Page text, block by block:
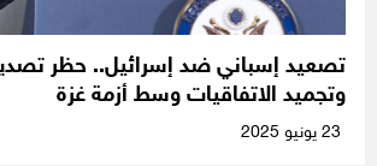
تصعيد إسباني ضد إسرائيل.. حظر
وتجميد الاتفاقيات وسط أزمة غزة